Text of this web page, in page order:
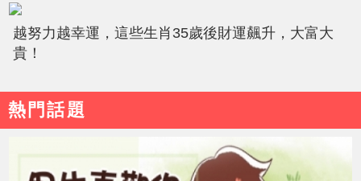
越努力越幸運，這些生肖35歲後財運飆升，大富大
貴！
熱門話題